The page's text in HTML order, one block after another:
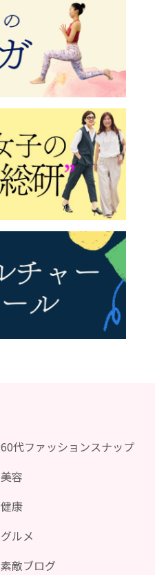
60代ファッションスナップ
美容
健康
グルメ
素敵ブログ